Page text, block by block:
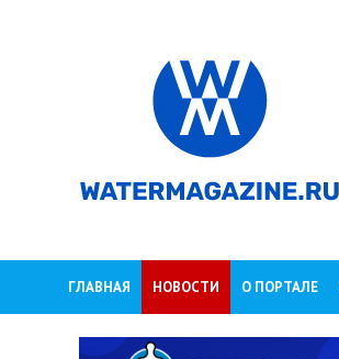
ГЛАВНАЯ НОВОСТИ О ПОРТАЛЕ